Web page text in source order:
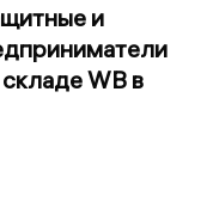
и
WB в